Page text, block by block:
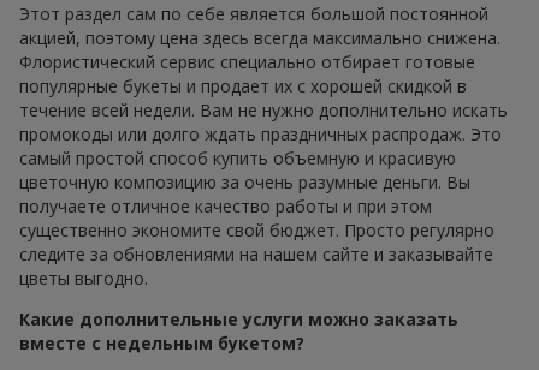
Этот раздел сам по себе является большой постоянной
акцией, поэтому цена здесь всегда максимально снижена.
Флористический сервис специально отбирает готовые
популярные букеты и продает их с хорошей скидкой в
течение всей недели. Вам не нужно дополнительно искать
промокоды или долго ждать праздничных распродаж. Это
самый простой способ купить объемную и красивую
цветочную композицию за очень разумные деньги. Вы
получаете отличное качество работы и при этом
существенно экономите свой бюджет. Просто регулярно
следите за обновлениями на нашем сайте и заказывайте
цветы выгодно.
Какие дополнительные услуги можно заказать
вместе с недельным букетом?